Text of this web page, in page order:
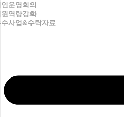
운영회의
역량강화
사업&수탁자료